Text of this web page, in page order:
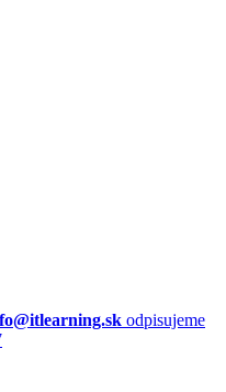
odpisujeme